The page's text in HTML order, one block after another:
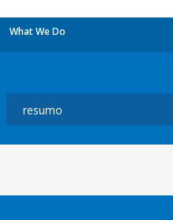
What We Do